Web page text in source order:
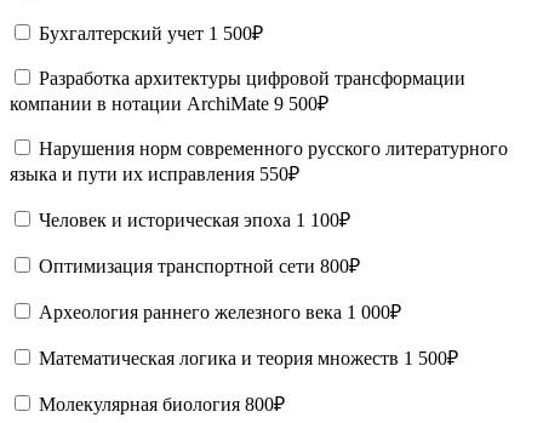
Бухгалтерский учет 1 500₽
Разработка архитектуры цифровой трансформации
компании в нотации ArchiMate 9 500₽
Нарушения норм современного русского литературного
языка и пути их исправления 550₽
Человек и историческая эпоха 1 100₽
Оптимизация транспортной сети 800₽
Археология раннего железного века 1 000₽
Математическая логика и теория множеств 1 500₽
Молекулярная биология 800₽